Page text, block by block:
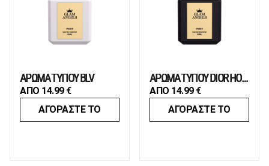
ΑΡΩΜΑ ΤΥΠΟΥ BLV
ΑΠΟ 14.99 €
ΑΓΟΡΑΣΤΕ ΤΟ
ΑΡΩΜΑ ΤΥΠΟΥ DIOR HOMME
ΑΠΟ 14.99 €
ΑΓΟΡΑΣΤΕ ΤΟ